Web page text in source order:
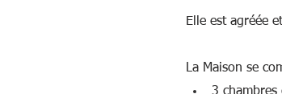
Elle est agréée
La Maison se